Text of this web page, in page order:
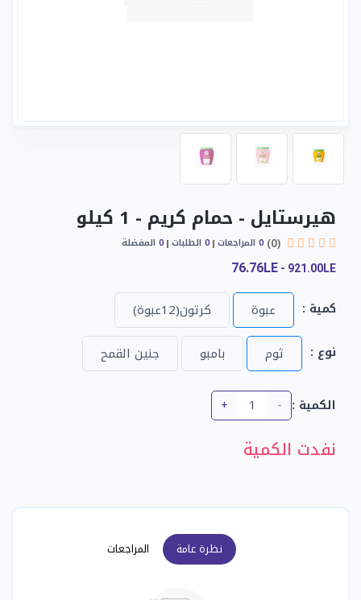
هيرستايل - حمام كريم - 1 كيلو
(0)
0 المراجعات 0 الطلبات 0 المفضلة
76.76LE - 921.00LE
كمية : عبوة كرتون(12عبوة)
نوع : ثوم بامبو جنين القمح
الكمية : -
+
نفدت الكمية
نظرة عامة المراجعات